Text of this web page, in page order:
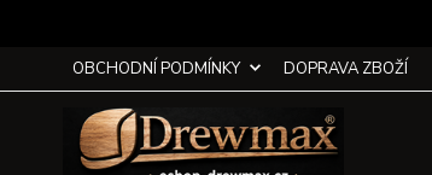
OBCHODNÍ PODMÍNKY DOPRAVA ZBOŽÍ